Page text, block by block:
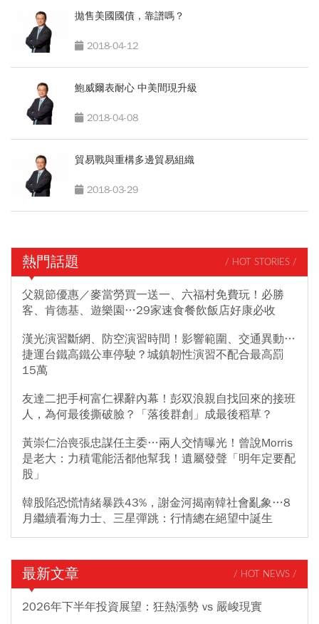
拋售美國國債，靠譜嗎？
2018-04-12
鮑威爾表耐心 中美間現升級
2018-04-08
貿易戰與重構多邊貿易組織
2018-03-29
熱門話題 / HOT STORIES /
父親節優惠／麥當勞買一送一、六福村免費玩！必勝
客、肯德基、遊樂園…29家速食餐飲飯店好康必收
漢光演習斷網、防空演習時間！影響範圍、交通異動…
捷運台鐵高鐵公車停駛？城鎮韌性演習不配合最高罰
15萬
友達二把手柯富仁裸辭內幕！彭双浪親自找回來的接班
人，為何最後撕破臉？「落後群創」成最後稻草？
黃崇仁治喪張忠謀任主委…兩人交情曝光！曾說Morris
是老大：力積電能活都他幫我！遺屬發聲「明年定要配
股」
韓股陷恐慌情緒暴跌43%，謝金河揭南韓社會亂象…8
月繼續看海力士、三星彈跳：行情總在絕望中誕生
最新文章 / HOT NEWS /
2026年下半年投資展望：狂熱漲勢 vs 嚴峻現實